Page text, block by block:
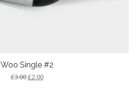
Woo Single #2
£3.00£2.00